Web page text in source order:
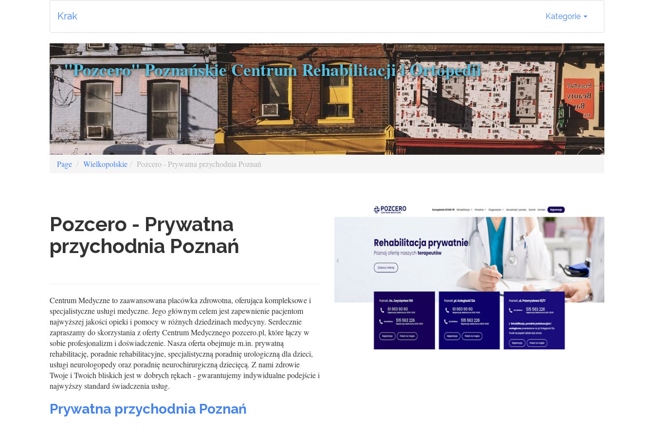
Krak Kategorie
"Pozcero" Poznańskie Centrum Rehabilitacji i Ortopedii
Page Wielkopolskie Pozcero - Prywatna przychodnia Poznań
Pozcero - Prywatna
przychodnia Poznań
Centrum Medyczne to zaawansowana placówka zdrowotna, oferująca kompleksowe i
specjalistyczne usługi medyczne. Jego głównym celem jest zapewnienie pacjentom
najwyższej jakości opieki i pomocy w różnych dziedzinach medycyny. Serdecznie
zapraszamy do skorzystania z oferty Centrum Medycznego pozcero.pl, które łączy w
sobie profesjonalizm i doświadczenie. Nasza oferta obejmuje m.in. prywatną
rehabilitację, poradnie rehabilitacyjne, specjalistyczną poradnię urologiczną dla dzieci,
usługi neurologopedy oraz poradnię neurochirurgiczną dziecięcą. Z nami zdrowie
Twoje i Twoich bliskich jest w dobrych rękach - gwarantujemy indywidualne podejście i
najwyższy standard świadczenia usług.
Prywatna przychodnia Poznań